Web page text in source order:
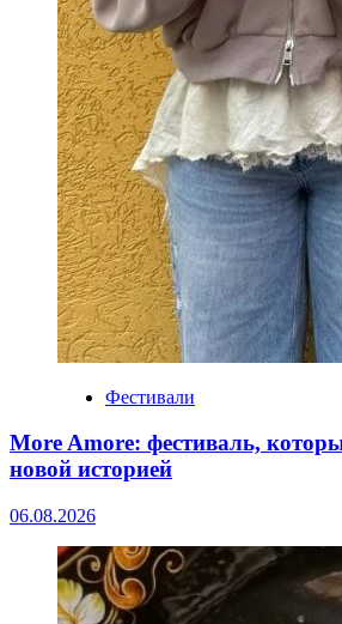
Фестивали
More Amore: фестиваль,
новой историей
06.08.2026